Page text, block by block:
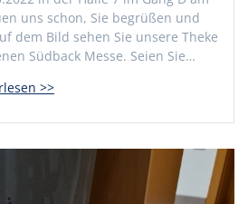
uns schon, Sie begrüßen und
dem Bild sehen Sie unsere Theke
Südback Messe. Seien Sie…